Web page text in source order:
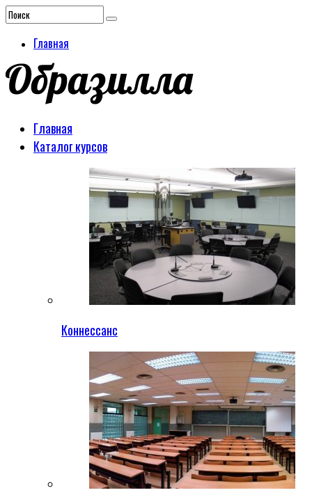
Главная
Главная
Каталог курсов
Коннессанс